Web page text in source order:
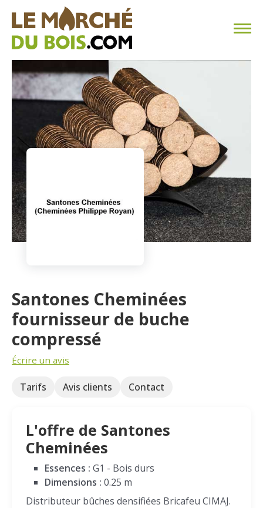
CHAUFFAGE AU BOIS
FAQ
CALCULER SA CONSOMMATION
BLOG
ESPACE PRO
Santones Cheminées
fournisseur de buche
compressé
Écrire un avis
Tarifs Avis clients Contact
L'offre de Santones
Cheminées
Essences : G1 - Bois durs
Dimensions : 0.25 m
Distributeur bûches densifiées Bricafeu CIMAJ.